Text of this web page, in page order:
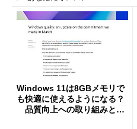
Windows 11は8GBメモリで
も快適に使えるようになる？
品質向上への取り組みと